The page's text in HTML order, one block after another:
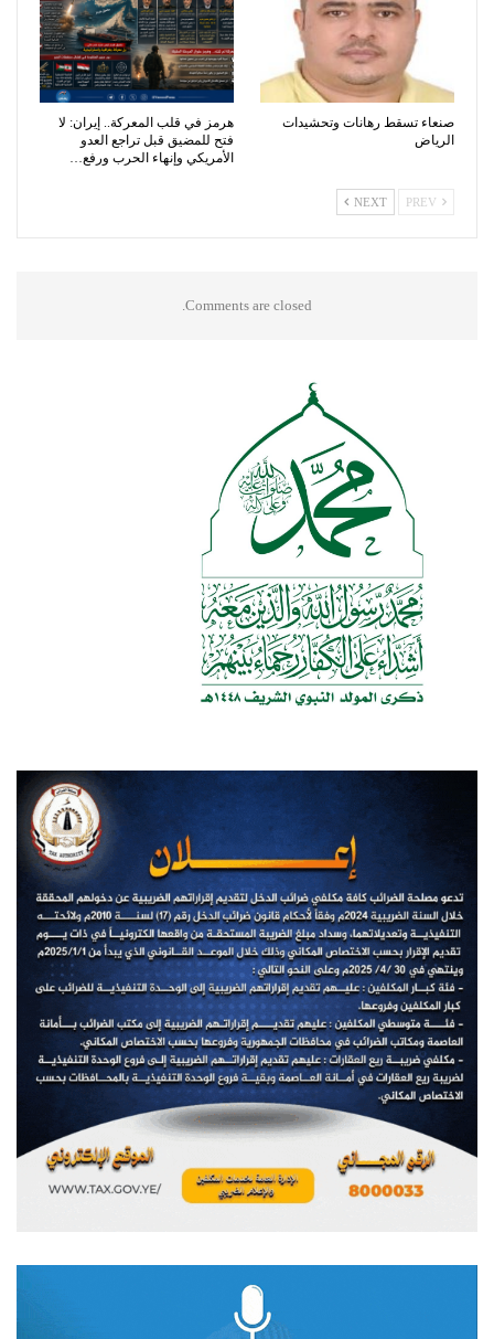
صنعاء تسقط رهانات وتحشيدات
الرياض
هرمز في قلب المعركة.. إيران: لا
فتح للمضيق قبل تراجع العدو
الأمريكي وإنهاء الحرب ورفع…
NEXT
Comments are closed.